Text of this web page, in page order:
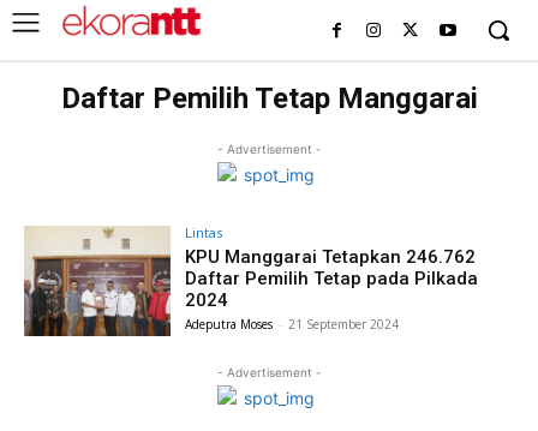
Daftar Pemilih Tetap Manggarai
- Advertisement -
Lintas
KPU Manggarai Tetapkan 246.762
Daftar Pemilih Tetap pada Pilkada
2024
Adeputra Moses - 21 September 2024
- Advertisement -